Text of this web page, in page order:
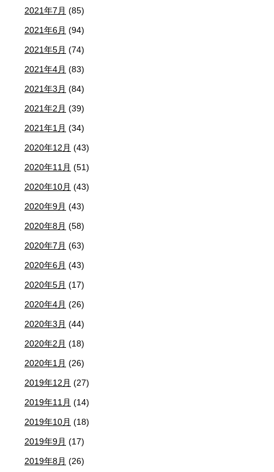
2021年7月 (85)
2021年6月 (94)
2021年5月 (74)
2021年4月 (83)
2021年3月 (84)
2021年2月 (39)
2021年1月 (34)
2020年12月 (43)
2020年11月 (51)
2020年10月 (43)
2020年9月 (43)
2020年8月 (58)
2020年7月 (63)
2020年6月 (43)
2020年5月 (17)
2020年4月 (26)
2020年3月 (44)
2020年2月 (18)
2020年1月 (26)
2019年12月 (27)
2019年11月 (14)
2019年10月 (18)
2019年9月 (17)
2019年8月 (26)